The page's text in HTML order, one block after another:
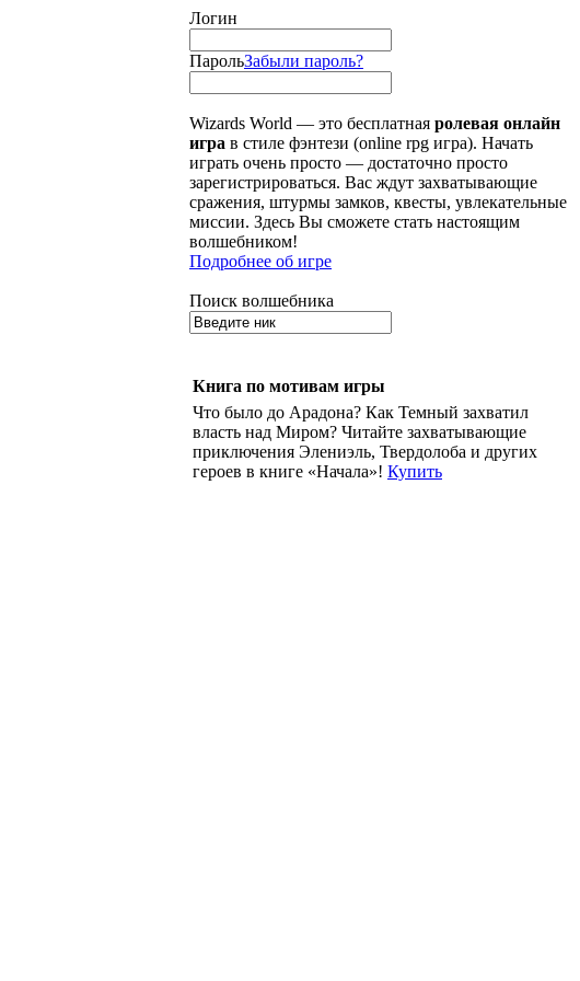
Логин
ПарольЗабыли пароль?
Wizards World — это бесплатная ролевая онлайн
игра в стиле фэнтези (online rpg игра). Начать
играть очень просто — достаточно просто
зарегистрироваться. Вас ждут захватывающие
сражения, штурмы замков, квесты, увлекательные
миссии. Здесь Вы сможете стать настоящим
волшебником!
Подробнее об игре
Поиск волшебника
Книга по мотивам игры
Что было до Арадона? Как Темный захватил
власть над Миром? Читайте захватывающие
приключения Элениэль, Твердолоба и других
героев в книге «Начала»! Купить